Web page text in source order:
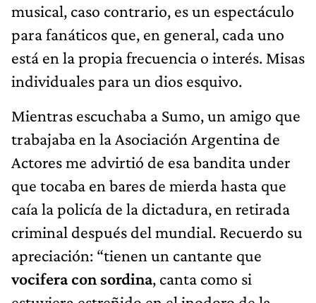
musical, caso contrario, es un espectáculo
para fanáticos que, en general, cada uno
está en la propia frecuencia o interés. Misas
individuales para un dios esquivo.
Mientras escuchaba a Sumo, un amigo que
trabajaba en la Asociación Argentina de
Actores me advirtió de esa bandita under
que tocaba en bares de mierda hasta que
caía la policía de la dictadura, en retirada
criminal después del mundial. Recuerdo su
apreciación: “tienen un cantante que
vocifera con sordina, canta como si